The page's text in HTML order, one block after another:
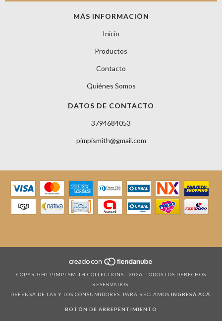
MÁS INFORMACIÓN
Inicio
Productos
Contacto
Quiénes Somos
DATOS DE CONTACTO
3794684053
pimpismith@gmail.com
COPYRIGHT PIMPI SMITH COLLECTIONS - 2026. TODOS LOS DERECHOS
RESERVADOS.
DEFENSA DE LAS Y LOS CONSUMIDORES. PARA RECLAMOS INGRESÁ ACÁ.
BOTÓN DE ARREPENTIMIENTO